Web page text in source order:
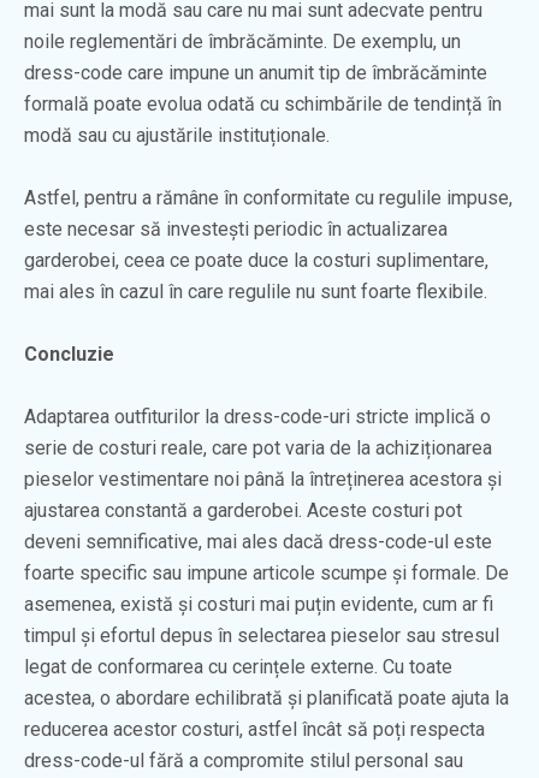
mai sunt la modă sau care nu mai sunt adecvate pentru
noile reglementări de îmbrăcăminte. De exemplu, un
dress-code care impune un anumit tip de îmbrăcăminte
formală poate evolua odată cu schimbările de tendință în
modă sau cu ajustările instituționale.
Astfel, pentru a rămâne în conformitate cu regulile impuse,
este necesar să investești periodic în actualizarea
garderobei, ceea ce poate duce la costuri suplimentare,
mai ales în cazul în care regulile nu sunt foarte flexibile.
Concluzie
Adaptarea outfiturilor la dress-code-uri stricte implică o
serie de costuri reale, care pot varia de la achiziționarea
pieselor vestimentare noi până la întreținerea acestora și
ajustarea constantă a garderobei. Aceste costuri pot
deveni semnificative, mai ales dacă dress-code-ul este
foarte specific sau impune articole scumpe și formale. De
asemenea, există și costuri mai puțin evidente, cum ar fi
timpul și efortul depus în selectarea pieselor sau stresul
legat de conformarea cu cerințele externe. Cu toate
acestea, o abordare echilibrată și planificată poate ajuta la
reducerea acestor costuri, astfel încât să poți respecta
dress-code-ul fără a compromite stilul personal sau